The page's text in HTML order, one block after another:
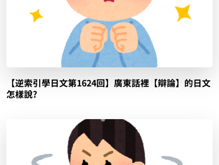
【逆索引學日文第1624回】廣東話裡【辯論】的日文
怎樣說?